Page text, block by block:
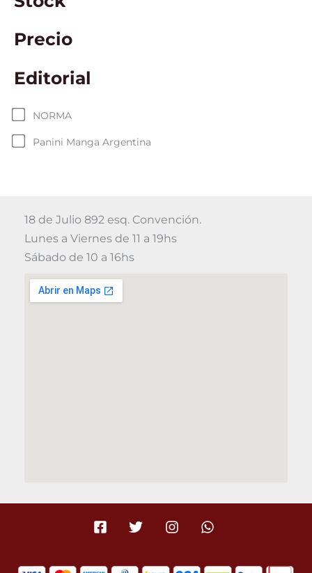
Precio
Editorial
NORMA
Panini Manga Argentina
18 de Julio 892 esq. Convención.
Lunes a Viernes de 11 a 19hs
Sábado de 10 a 16hs